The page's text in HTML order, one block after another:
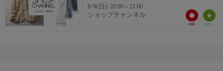
8/9(日) 20:00～21:00
ショップチャンネル